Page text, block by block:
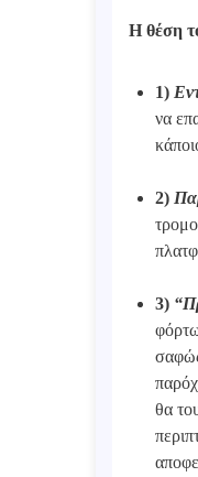
Η θέση
1)
να
2)
3)
θα